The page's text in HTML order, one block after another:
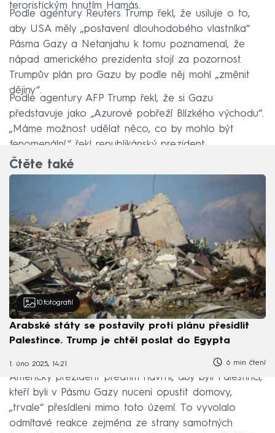
teroristickým hnutím Hamás.
Podle agentury Reuters Trump řekl, že usiluje o to,
aby USA měly „postavení dlouhodobého vlastníka“
Pásma Gazy a Netanjahu k tomu poznamenal, že
nápad amerického prezidenta stojí za pozornost.
Trumpův plán pro Gazu by podle něj mohl „změnit
dějiny“.
Podle agentury AFP Trump řekl, že si Gazu
představuje jako „Azurové pobřeží Blízkého východu“.
„Máme možnost udělat něco, co by mohlo být
fenomenální,“ řekl republikánský prezident.
Čtěte také
10 fotografií
Arabské státy se postavily proti plánu přesídlit
Palestince. Trump je chtěl poslat do Egypta
1. úno 2025, 14:21 6 min čtení
Americký prezident předtím navrhl, aby byli Palestinci,
kteří byli v Pásmu Gazy nuceni opustit domovy,
„trvale“ přesídleni mimo toto území. To vyvolalo
odmítavé reakce zejména ze strany samotných